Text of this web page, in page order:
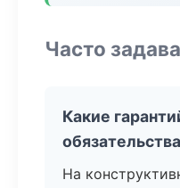
Часто
Какие
На